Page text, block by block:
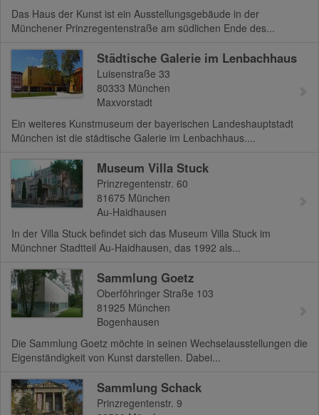
Das Haus der Kunst ist ein Ausstellungsgebäude in der
Münchener Prinzregentenstraße am südlichen Ende des...
Städtische Galerie im Lenbachhaus
Luisenstraße 33
80333 München
Maxvorstadt
Ein weiteres Kunstmuseum der bayerischen Landeshauptstadt
München ist die städtische Galerie im Lenbachhaus....
Museum Villa Stuck
Prinzregentenstr. 60
81675 München
Au-Haidhausen
In der Villa Stuck befindet sich das Museum Villa Stuck im
Münchner Stadtteil Au-Haidhausen, das 1992 als...
Sammlung Goetz
Oberföhringer Straße 103
81925 München
Bogenhausen
Die Sammlung Goetz möchte in seinen Wechselausstellungen die
Eigenständigkeit von Kunst darstellen. Dabei...
Sammlung Schack
Prinzregentenstr. 9